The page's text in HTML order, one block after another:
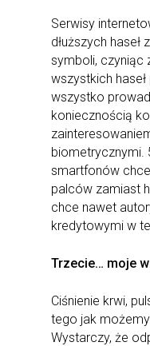
Serwisy
dłuższych haseł
symboli, czyniąc
wszystkich
wszystko
koniecznością
biometrycznymi.
smartfonów
palców zamiast
chce nawet
kredytowymi w
Trzecie… moje
Ciśnienie krwi,
tego jak
Wystarczy, że